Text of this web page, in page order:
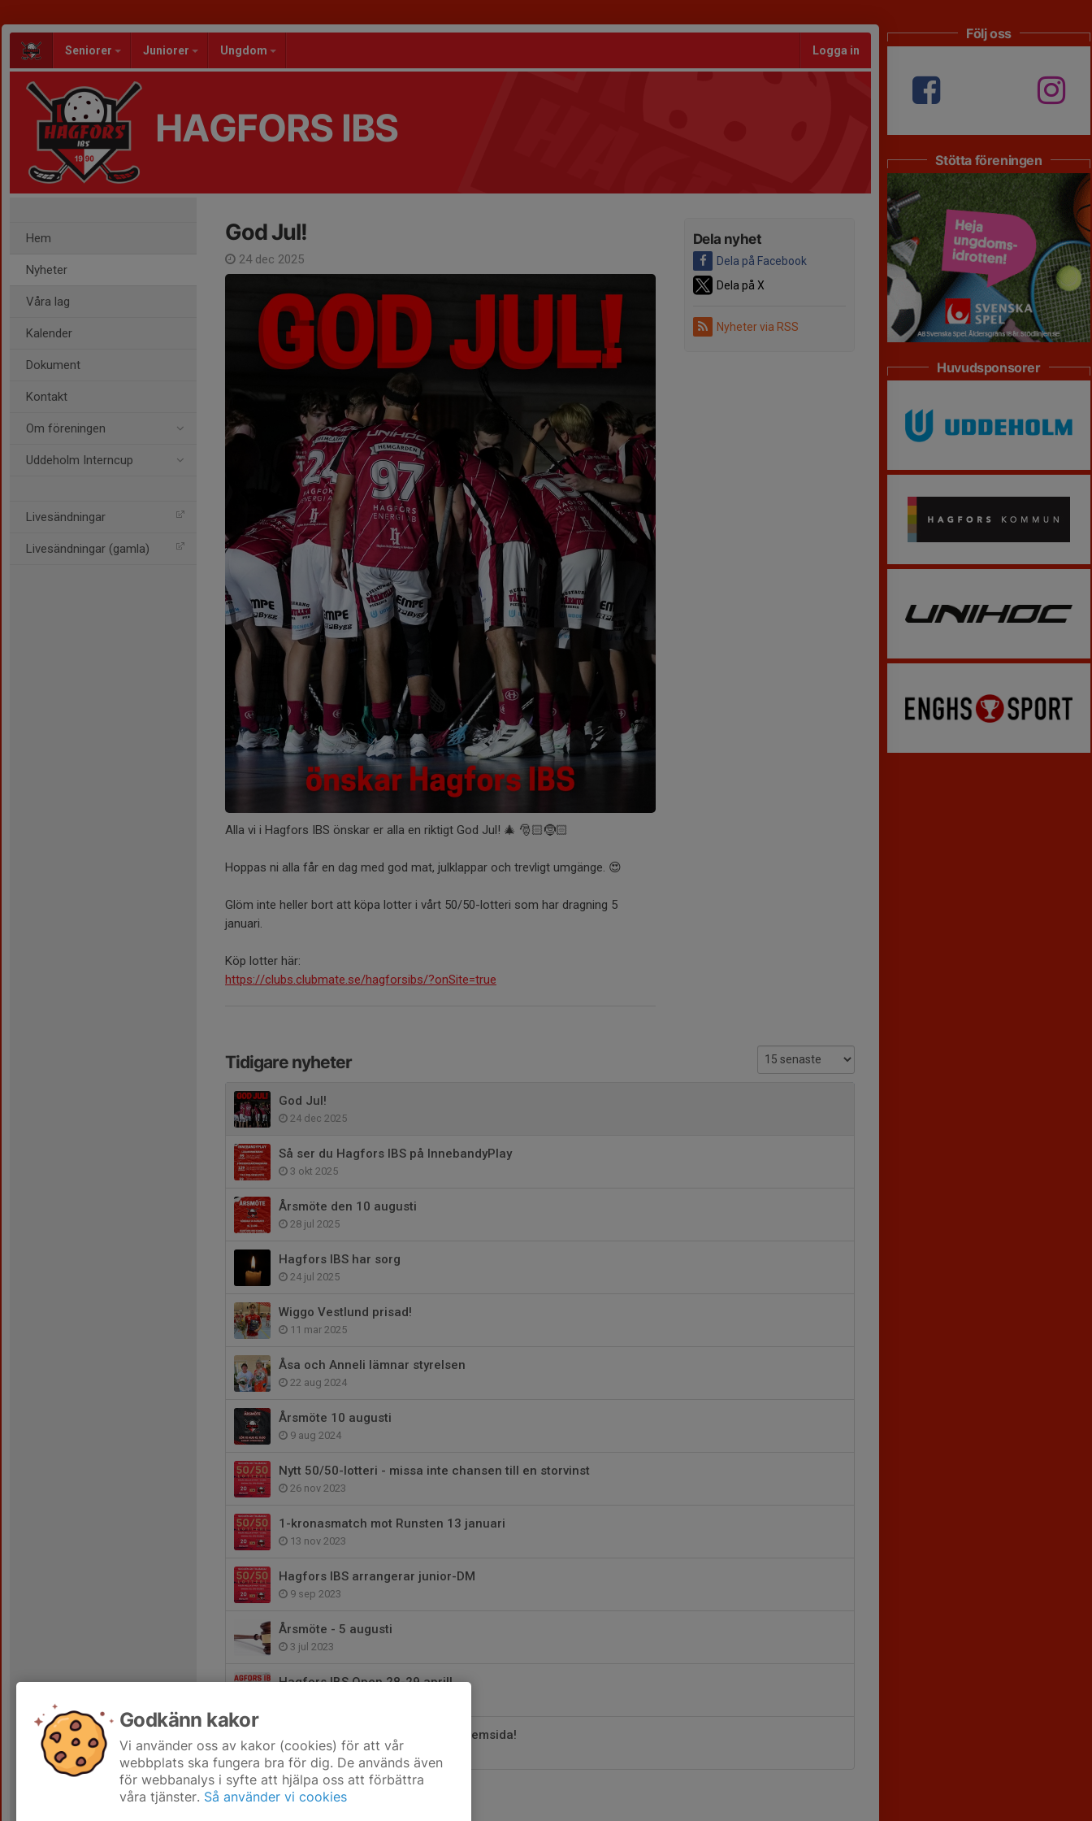
Seniorer Juniorer Ungdom Logga in
HAGFORS IBS
Hem
Nyheter
Våra lag
Kalender
Dokument
Kontakt
Om föreningen
Uddeholm Interncup
Livesändningar
Livesändningar (gamla)
Dela nyhet
Dela på Facebook
Dela på X
Nyheter via RSS
God Jul!
24 dec 2025
Alla vi i Hagfors IBS önskar er alla en riktigt God Jul! 🎄 🎅🏻🤶🏻
Hoppas ni alla får en dag med god mat, julklappar och trevligt umgänge. 😍
Glöm inte heller bort att köpa lotter i vårt 50/50-lotteri som har dragning 5
januari.
Köp lotter här:
https://clubs.clubmate.se/hagforsibs/?onSite=true
Tidigare nyheter
God Jul!
24 dec 2025
Så ser du Hagfors IBS på InnebandyPlay
3 okt 2025
Årsmöte den 10 augusti
28 jul 2025
Hagfors IBS har sorg
24 jul 2025
Wiggo Vestlund prisad!
11 mar 2025
Åsa och Anneli lämnar styrelsen
22 aug 2024
Årsmöte 10 augusti
9 aug 2024
Nytt 50/50-lotteri - missa inte chansen till en storvinst
26 nov 2023
1-kronasmatch mot Runsten 13 januari
13 nov 2023
Hagfors IBS arrangerar junior-DM
9 sep 2023
Årsmöte - 5 augusti
3 jul 2023
Hagfors IBS Open 28-29 april!
Välkommen till Hagfors IBS nya hemsida!
29 dec 2022
Följ oss
Stötta föreningen
Huvudsponsorer
Godkänn kakor
Vi använder oss av kakor (cookies) för att vår
webbplats ska fungera bra för dig. De används även
för webbanalys i syfte att hjälpa oss att förbättra
våra tjänster. Så använder vi cookies